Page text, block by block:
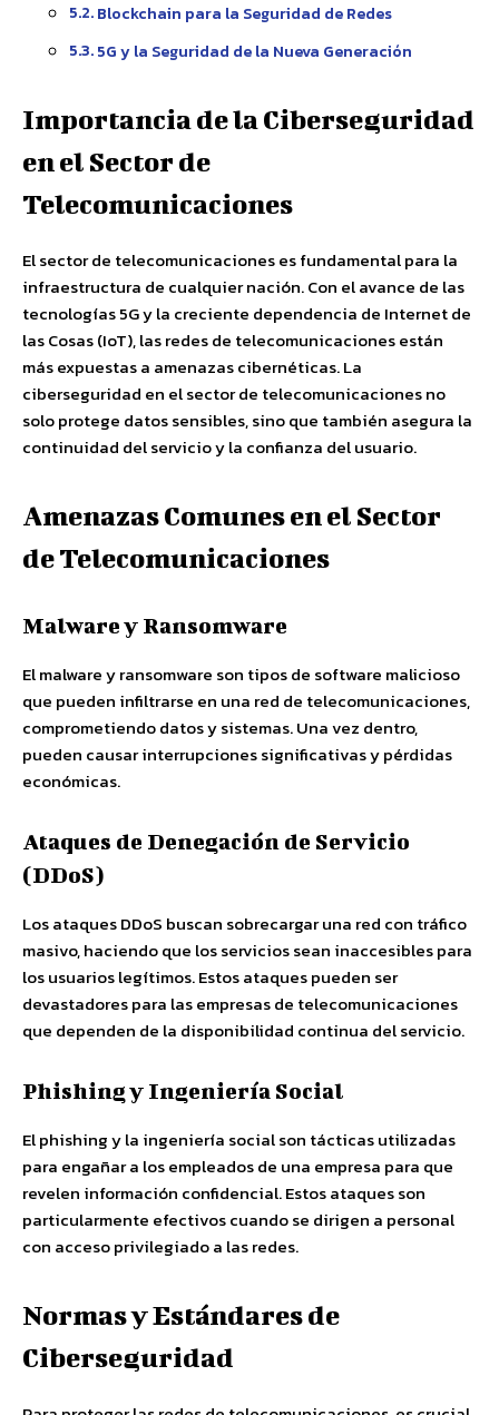
Blockchain para la Seguridad de Redes
5G y la Seguridad de la Nueva Generación
Importancia de la Ciberseguridad
en el Sector de
Telecomunicaciones
El sector de telecomunicaciones es fundamental para la
infraestructura de cualquier nación. Con el avance de las
tecnologías 5G y la creciente dependencia de Internet de
las Cosas (IoT), las redes de telecomunicaciones están
más expuestas a amenazas cibernéticas. La
ciberseguridad en el sector de telecomunicaciones no
solo protege datos sensibles, sino que también asegura la
continuidad del servicio y la confianza del usuario.
Amenazas Comunes en el Sector
de Telecomunicaciones
Malware y Ransomware
El malware y ransomware son tipos de software malicioso
que pueden infiltrarse en una red de telecomunicaciones,
comprometiendo datos y sistemas. Una vez dentro,
pueden causar interrupciones significativas y pérdidas
económicas.
Ataques de Denegación de Servicio
(DDoS)
Los ataques DDoS buscan sobrecargar una red con tráfico
masivo, haciendo que los servicios sean inaccesibles para
los usuarios legítimos. Estos ataques pueden ser
devastadores para las empresas de telecomunicaciones
que dependen de la disponibilidad continua del servicio.
Phishing y Ingeniería Social
El phishing y la ingeniería social son tácticas utilizadas
para engañar a los empleados de una empresa para que
revelen información confidencial. Estos ataques son
particularmente efectivos cuando se dirigen a personal
con acceso privilegiado a las redes.
Normas y Estándares de
Ciberseguridad